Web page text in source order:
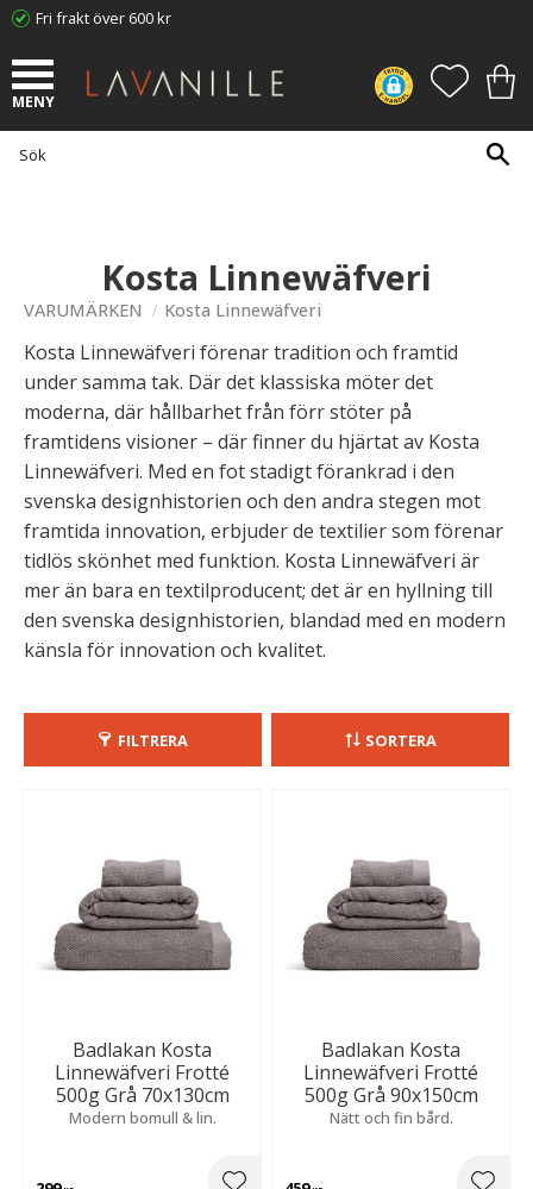
Fri frakt över 600 kr
Kosta Linnewäfveri
VARUMÄRKEN Kosta Linnewäfveri
Kosta Linnewäfveri förenar tradition och framtid
under samma tak. Där det klassiska möter det
moderna, där hållbarhet från förr stöter på
framtidens visioner – där finner du hjärtat av Kosta
Linnewäfveri. Med en fot stadigt förankrad i den
svenska designhistorien och den andra stegen mot
framtida innovation, erbjuder de textilier som förenar
tidlös skönhet med funktion. Kosta Linnewäfveri är
mer än bara en textilproducent; det är en hyllning till
den svenska designhistorien, blandad med en modern
känsla för innovation och kvalitet.
FILTRERA SORTERA
Badlakan Kosta
Linnewäfveri Frotté
500g Grå 70x130cm
Modern bomull & lin.
Badlakan Kosta
Linnewäfveri Frotté
500g Grå 90x150cm
Nätt och fin bård.